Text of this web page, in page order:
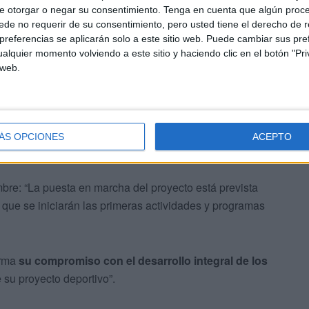
otorgar o negar su consentimiento. Tenga en cuenta que algún
no requerir de su consentimiento, pero usted tiene el derecho de
se aplicarán solo a este sitio web. Puede cambiar sus
momento volviendo a este sitio y haciendo clic en el botón
OPCIONES ACEPTO
otras academias del proyecto y la promoción de Ceuta
y reforzará el deporte base local”, indican.
“La puesta en marcha del proyecto está prevista
se iniciarán las primeras actividades y programas
su compromiso con el desarrollo integral de los
proyecto deportivo”.